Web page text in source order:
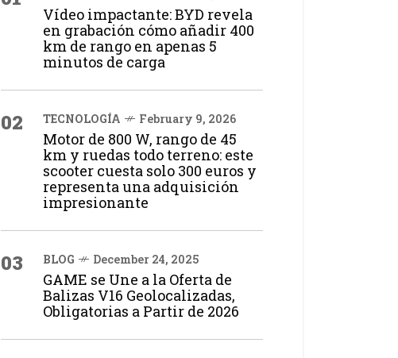
Vídeo impactante: BYD revela
en grabación cómo añadir 400
km de rango en apenas 5
minutos de carga
02 TECNOLOGÍA February 9, 2026
Motor de 800 W, rango de 45
km y ruedas todo terreno: este
scooter cuesta solo 300 euros y
representa una adquisición
impresionante
03 BLOG December 24, 2025
GAME se Une a la Oferta de
Balizas V16 Geolocalizadas,
Obligatorias a Partir de 2026